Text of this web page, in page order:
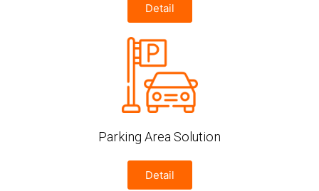
Detail
Parking Area Solution
Detail